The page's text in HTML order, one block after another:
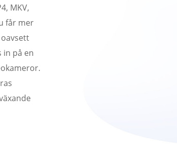
MKV,
får mer
in på en